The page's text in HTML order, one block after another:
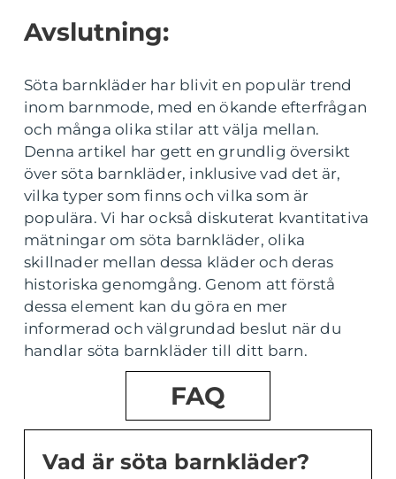
Avslutning:
Söta barnkläder har blivit en populär trend
inom barnmode, med en ökande efterfrågan
och många olika stilar att välja mellan.
Denna artikel har gett en grundlig översikt
över söta barnkläder, inklusive vad det är,
vilka typer som finns och vilka som är
populära. Vi har också diskuterat kvantitativa
mätningar om söta barnkläder, olika
skillnader mellan dessa kläder och deras
historiska genomgång. Genom att förstå
dessa element kan du göra en mer
informerad och välgrundad beslut när du
handlar söta barnkläder till ditt barn.
FAQ
Vad är söta barnkläder?